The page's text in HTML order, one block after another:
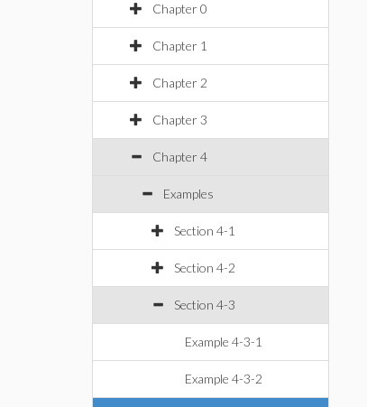
Chapter 0
Chapter 1
Chapter 2
Chapter 3
Chapter 4
Examples
Section 4-1
Section 4-2
Section 4-3
Example 4-3-1
Example 4-3-2